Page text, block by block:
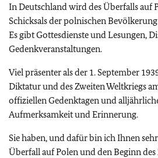
In Deutschland wird des Überfalls auf
Schicksals der polnischen
Es gibt Gottesdienste und Lesungen,
Gedenkveranstaltungen.
Viel präsenter als der 1. September
Diktatur und des Zweiten Weltkriegs
offiziellen Gedenktagen und
Aufmerksamkeit und Erinnerung.
Sie haben, und dafür bin ich Ihnen
Überfall auf Polen und den Beginn